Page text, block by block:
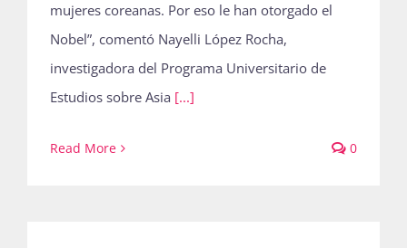
mujeres coreanas. Por eso le han otorgado el
Nobel”, comentó Nayelli López Rocha,
investigadora del Programa Universitario de
Estudios sobre Asia [...]
Read More 0